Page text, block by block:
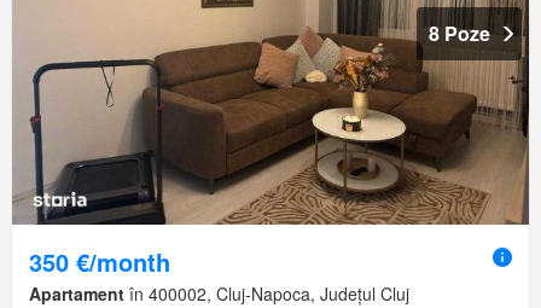
8 Poze
350 €/month
Apartament în 400002, Cluj-Napoca, Județul Cluj